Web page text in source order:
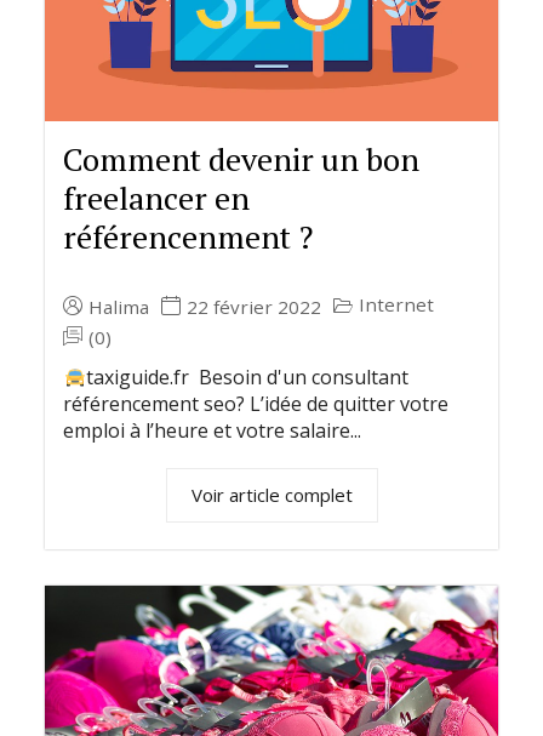
Comment devenir un bon
freelancer en
référencenment ?
Halima 22 février 2022
Internet
(0)
taxiguide.fr Besoin d'un consultant
référencement seo? L’idée de quitter votre
emploi à l’heure et votre salaire...
Voir article complet